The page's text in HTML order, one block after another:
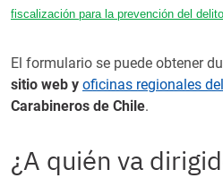
fiscalización para la prevención del
El formulario se puede obtener
sitio web y oficinas regionales
Carabineros de Chile.
¿A quién va